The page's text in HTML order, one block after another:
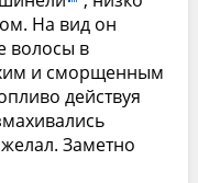
На вид он
волосы в
и сморщенным
действуя
Заметно